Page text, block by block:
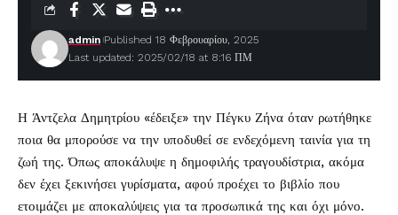
Last updated: 2025/02/18 at 8:16 ΠΜ
admin Published 18 Φεβρουαρίου, 2025
Η Άντζελα Δημητρίου «έδειξε» την Πέγκυ Ζήνα όταν ρωτήθηκε
ποια θα μπορούσε να την υποδυθεί σε ενδεχόμενη ταινία για τη
ζωή της. Όπως αποκάλυψε η δημοφιλής τραγουδίστρια, ακόμα
δεν έχει ξεκινήσει γυρίσματα, αφού προέχει το βιβλίο που
ετοιμάζει με αποκαλύψεις για τα προσωπικά της και όχι μόνο.